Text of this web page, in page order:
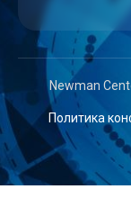
Newman
Политика